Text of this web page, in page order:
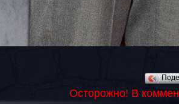
Осторожно! В